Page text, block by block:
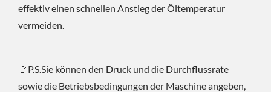
effektiv einen schnellen Anstieg der Öltemperatur
vermeiden.
🚩P.S.Sie können den Druck und die Durchflussrate
sowie die Betriebsbedingungen der Maschine angeben,